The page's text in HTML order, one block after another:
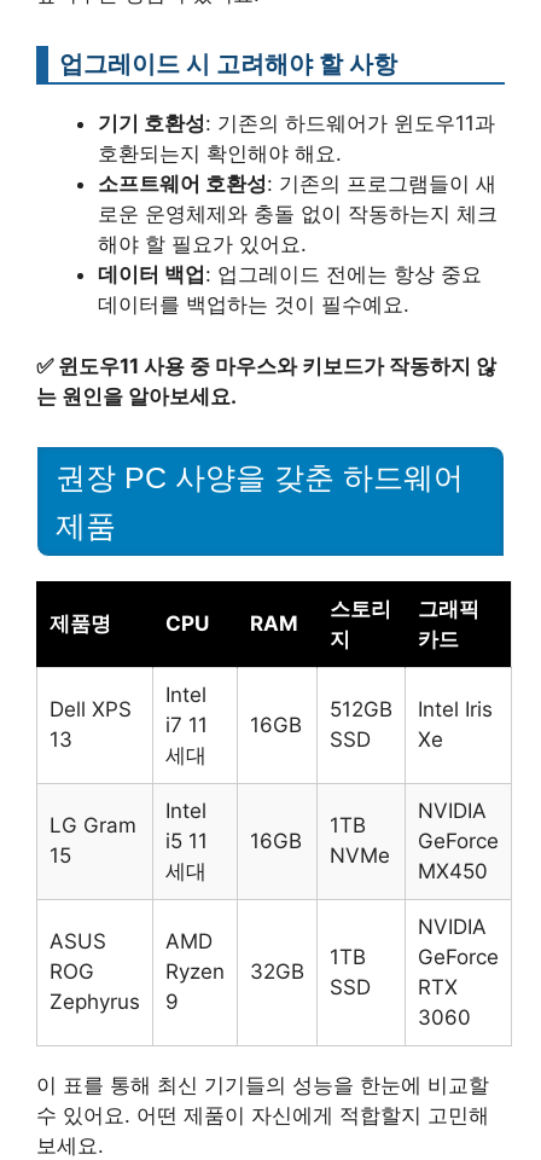
업그레이드 시 고려해야 할 사항
기기 호환성: 기존의 하드웨어가 윈도우11과
호환되는지 확인해야 해요.
소프트웨어 호환성: 기존의 프로그램들이 새
로운 운영체제와 충돌 없이 작동하는지 체크
해야 할 필요가 있어요.
데이터 백업 : 업그레이드 전에는 항상 중요
데이터를 백업하는 것이 필수예요.
✅ 윈도우11 사용 중 마우스와 키보드가 작동하지 않
는 원인을 알아보세요.
권장 PC 사양을 갖춘 하드웨어
제품
제품명 CPU RAM
스토리
지
그래픽
카드
Dell XPS
13
Intel
i7 11
세대
16GB
512GB
SSD
Intel Iris
Xe
LG Gram
15
Intel
i5 11
세대
16GB
1TB
NVMe
NVIDIA
GeForce
MX450
ASUS
ROG
Zephyrus
AMD
Ryzen
9
32GB
1TB
SSD
NVIDIA
GeForce
RTX
3060
이 표를 통해 최신 기기들의 성능을 한눈에 비교할
수 있어요. 어떤 제품이 자신에게 적합할지 고민해
보세요.